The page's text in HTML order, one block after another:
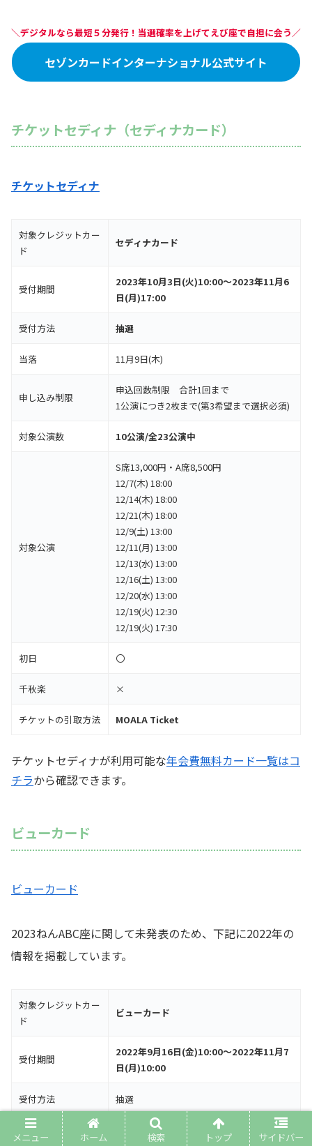
＼デジタルなら最短５分発行！当選確率を上げてえび座で自担に会う／
セゾンカードインターナショナル公式サイト
チケットセディナ（セディナカード）
チケットセディナ
対象クレジットカー
ド
セディナカード
受付期間
2023年10月3日(火)10:00～2023年11月6
日(月)17:00
受付方法 抽選
当落 11月9日(木)
申し込み制限
申込回数制限 合計1回まで
1公演につき2枚まで(第3希望まで選択必須)
対象公演数 10公演/全23公演中
対象公演
S席13,000円・A席8,500円
12/7(木) 18:00
12/14(木) 18:00
12/21(木) 18:00
12/9(土) 13:00
12/11(月) 13:00
12/13(水) 13:00
12/16(土) 13:00
12/20(水) 13:00
12/19(火) 12:30
12/19(火) 17:30
初日 〇
千秋楽 ×
チケットの引取方法 MOALA Ticket
チケットセディナが利用可能な年会費無料カード一覧はコ
チラから確認できます。
ビューカード
ビューカード
2023ねんABC座に関して未発表のため、下記に2022年の
情報を掲載しています。
対象クレジットカー
ド
ビューカード
受付期間
2022年9月16日(金)10:00～2022年11月7
日(月)10:00
受付方法 抽選
当落 11/10（木）
メニュー ホーム 検索 トップ サイドバー